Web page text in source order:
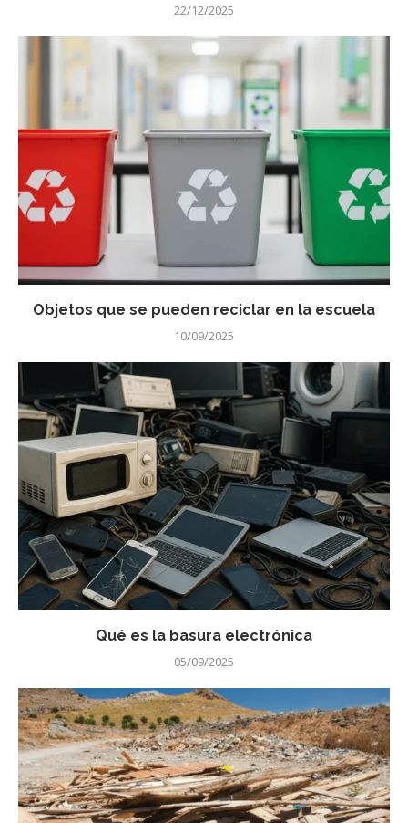
22/12/2025
Objetos que se pueden reciclar en la escuela
10/09/2025
Qué es la basura electrónica
05/09/2025